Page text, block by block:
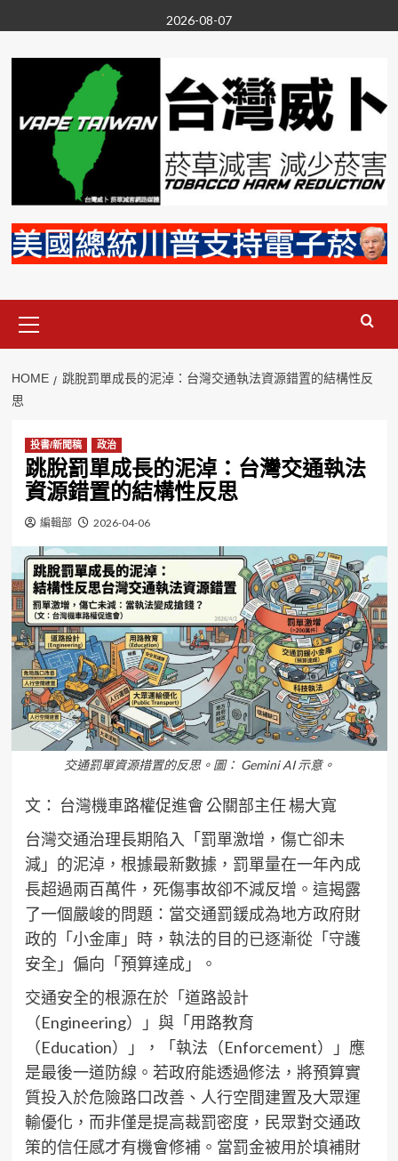
to
content
2026-08-07
Menu
HOME
跳脫罰單成長的泥淖：台灣交通執法資源錯置的結構性反
思
投書/新聞稿 政治
跳脫罰單成長的泥淖：台灣交通執法
資源錯置的結構性反思
編輯部 2026-04-06
交通罰單資源措置的反思。圖： Gemini AI 示意。
文： 台灣機車路權促進會 公關部主任 楊大寬
台灣交通治理長期陷入「罰單激增，傷亡卻未
減」的泥淖，根據最新數據，罰單量在一年內成
長超過兩百萬件，死傷事故卻不減反增。這揭露
了一個嚴峻的問題：當交通罰鍰成為地方政府財
政的「小金庫」時，執法的目的已逐漸從「守護
安全」偏向「預算達成」。
交通安全的根源在於「道路設計
（Engineering）」與「用路教育
（Education）」，「執法（Enforcement）」應
是最後一道防線。若政府能透過修法，將預算實
質投入於危險路口改善、人行空間建置及大眾運
輸優化，而非僅是提高裁罰密度，民眾對交通政
策的信任感才有機會修補。當罰金被用於填補財